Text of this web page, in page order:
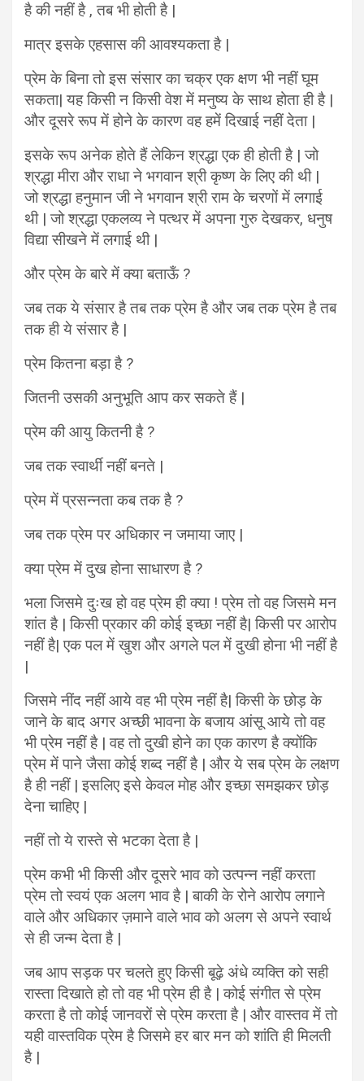
है की नहीं है , तब भी होती है |
मात्र इसके एहसास की आवश्यकता है |
प्रेम के बिना तो इस संसार का चक्र एक क्षण भी नहीं घूम
सकता| यह किसी न किसी वेश में मनुष्य के साथ होता ही है |
और दूसरे रूप में होने के कारण वह हमें दिखाई नहीं देता |
इसके रूप अनेक होते हैं लेकिन श्रद्धा एक ही होती है | जो
श्रद्धा मीरा और राधा ने भगवान श्री कृष्ण के लिए की थी |
जो श्रद्धा हनुमान जी ने भगवान श्री राम के चरणों में लगाई
थी | जो श्रद्धा एकलव्य ने पत्थर में अपना गुरु देखकर, धनुष
विद्या सीखने में लगाई थी |
और प्रेम के बारे में क्या बताऊँ ?
जब तक ये संसार है तब तक प्रेम है और जब तक प्रेम है तब
तक ही ये संसार है |
प्रेम कितना बड़ा है ?
जितनी उसकी अनुभूति आप कर सकते हैं |
प्रेम की आयु कितनी है ?
जब तक स्वार्थी नहीं बनते |
प्रेम में प्रसन्नता कब तक है ?
जब तक प्रेम पर अधिकार न जमाया जाए |
क्या प्रेम में दुख होना साधारण है ?
भला जिसमे दुःख हो वह प्रेम ही क्या ! प्रेम तो वह जिसमे मन
शांत है | किसी प्रकार की कोई इच्छा नहीं है| किसी पर आरोप
नहीं है| एक पल में खुश और अगले पल में दुखी होना भी नहीं है
|
जिसमे नींद नहीं आये वह भी प्रेम नहीं है| किसी के छोड़ के
जाने के बाद अगर अच्छी भावना के बजाय आंसू आये तो वह
भी प्रेम नहीं है | वह तो दुखी होने का एक कारण है क्योंकि
प्रेम में पाने जैसा कोई शब्द नहीं है | और ये सब प्रेम के लक्षण
है ही नहीं | इसलिए इसे केवल मोह और इच्छा समझकर छोड़
देना चाहिए |
नहीं तो ये रास्ते से भटका देता है |
प्रेम कभी भी किसी और दूसरे भाव को उत्पन्न नहीं करता
प्रेम तो स्वयं एक अलग भाव है | बाकी के रोने आरोप लगाने
वाले और अधिकार ज़माने वाले भाव को अलग से अपने स्वार्थ
से ही जन्म देता है |
जब आप सड़क पर चलते हुए किसी बूढ़े अंधे व्यक्ति को सही
रास्ता दिखाते हो तो वह भी प्रेम ही है | कोई संगीत से प्रेम
करता है तो कोई जानवरों से प्रेम करता है | और वास्तव में तो
यही वास्तविक प्रेम है जिसमे हर बार मन को शांति ही मिलती
है |